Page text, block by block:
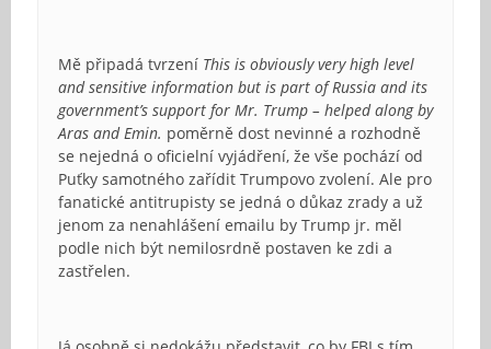
Mě připadá tvrzení This is obviously very high level
and sensitive information but is part of Russia and its
government’s support for Mr. Trump – helped along by
Aras and Emin. poměrně dost nevinné a rozhodně
se nejedná o oficielní vyjádření, že vše pochází od
Puťky samotného zařídit Trumpovo zvolení. Ale pro
fanatické antitrupisty se jedná o důkaz zrady a už
jenom za nenahlášení emailu by Trump jr. měl
podle nich být nemilosrdně postaven ke zdi a
zastřelen.